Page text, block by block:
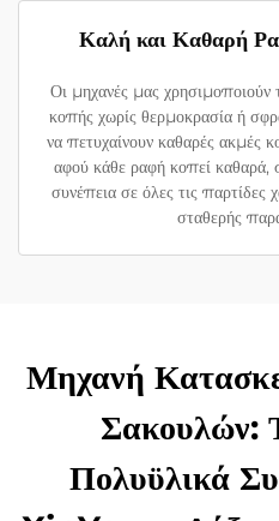
Καλή και Καθαρή
Οι μηχανές μας χρησιμοποιούν
κοπής χωρίς θερμοκρασία ή
να πετυχαίνουν καθαρές ακμές
αφού κάθε ραφή κοπεί καθαρά,
συνέπεια σε όλες τις παρτίδες
σταθερής
Μηχανή
Σακουλών:
Πολυϋλικά